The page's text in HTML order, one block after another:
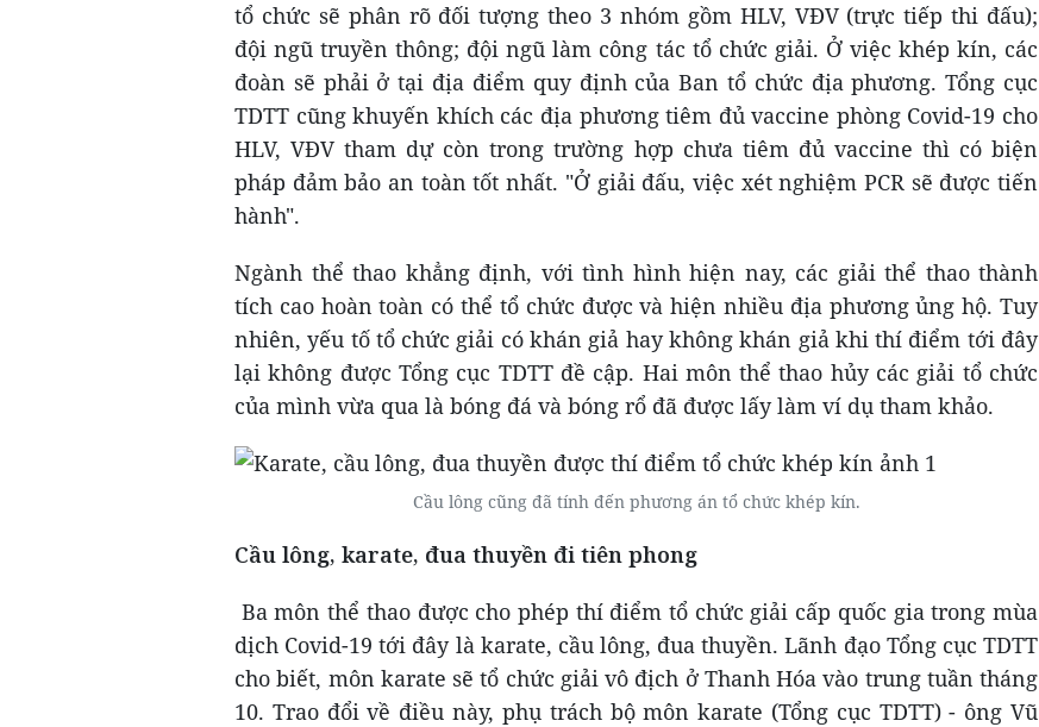
tổ chức sẽ phân rõ đối tượng theo 3 nhóm gồm HLV, VĐV (trực tiếp thi đấu);
đội ngũ truyền thông; đội ngũ làm công tác tổ chức giải. Ở việc khép kín, các
đoàn sẽ phải ở tại địa điểm quy định của Ban tổ chức địa phương. Tổng cục
TDTT cũng khuyến khích các địa phương tiêm đủ vaccine phòng Covid-19 cho
HLV, VĐV tham dự còn trong trường hợp chưa tiêm đủ vaccine thì có biện
pháp đảm bảo an toàn tốt nhất. "Ở giải đấu, việc xét nghiệm PCR sẽ được tiến
hành".
Ngành thể thao khẳng định, với tình hình hiện nay, các giải thể thao thành
tích cao hoàn toàn có thể tổ chức được và hiện nhiều địa phương ủng hộ. Tuy
nhiên, yếu tố tổ chức giải có khán giả hay không khán giả khi thí điểm tới đây
lại không được Tổng cục TDTT đề cập. Hai môn thể thao hủy các giải tổ chức
của mình vừa qua là bóng đá và bóng rổ đã được lấy làm ví dụ tham khảo.
Cầu lông cũng đã tính đến phương án tổ chức khép kín.
Cầu lông, karate, đua thuyền đi tiên phong
Ba môn thể thao được cho phép thí điểm tổ chức giải cấp quốc gia trong mùa
dịch Covid-19 tới đây là karate, cầu lông, đua thuyền. Lãnh đạo Tổng cục TDTT
cho biết, môn karate sẽ tổ chức giải vô địch ở Thanh Hóa vào trung tuần tháng
10. Trao đổi về điều này, phụ trách bộ môn karate (Tổng cục TDTT) - ông Vũ